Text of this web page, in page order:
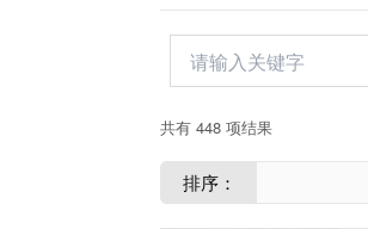
共有 448 项结果
排序：